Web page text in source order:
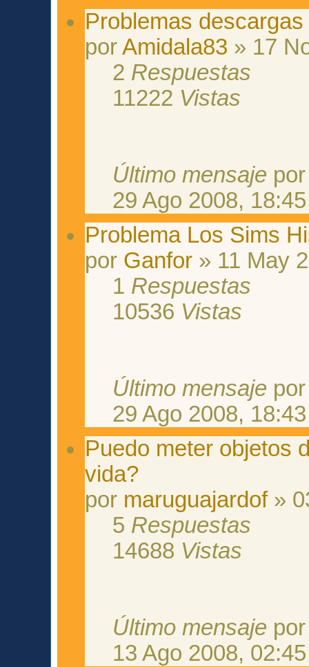
Problemas
porAmidala83 » 17
2 Respuestas
11222 Vistas
Último mensaje
29 Ago 2008, 18:45
Problema Los Sims
por Ganfor » 11 May
1 Respuestas
10536 Vistas
Último mensaje
29 Ago 2008, 18:43
Puedo meter objetos
vida?
por maruguajardof»
5 Respuestas
14688 Vistas
Último mensaje
13 Ago 2008, 02:45